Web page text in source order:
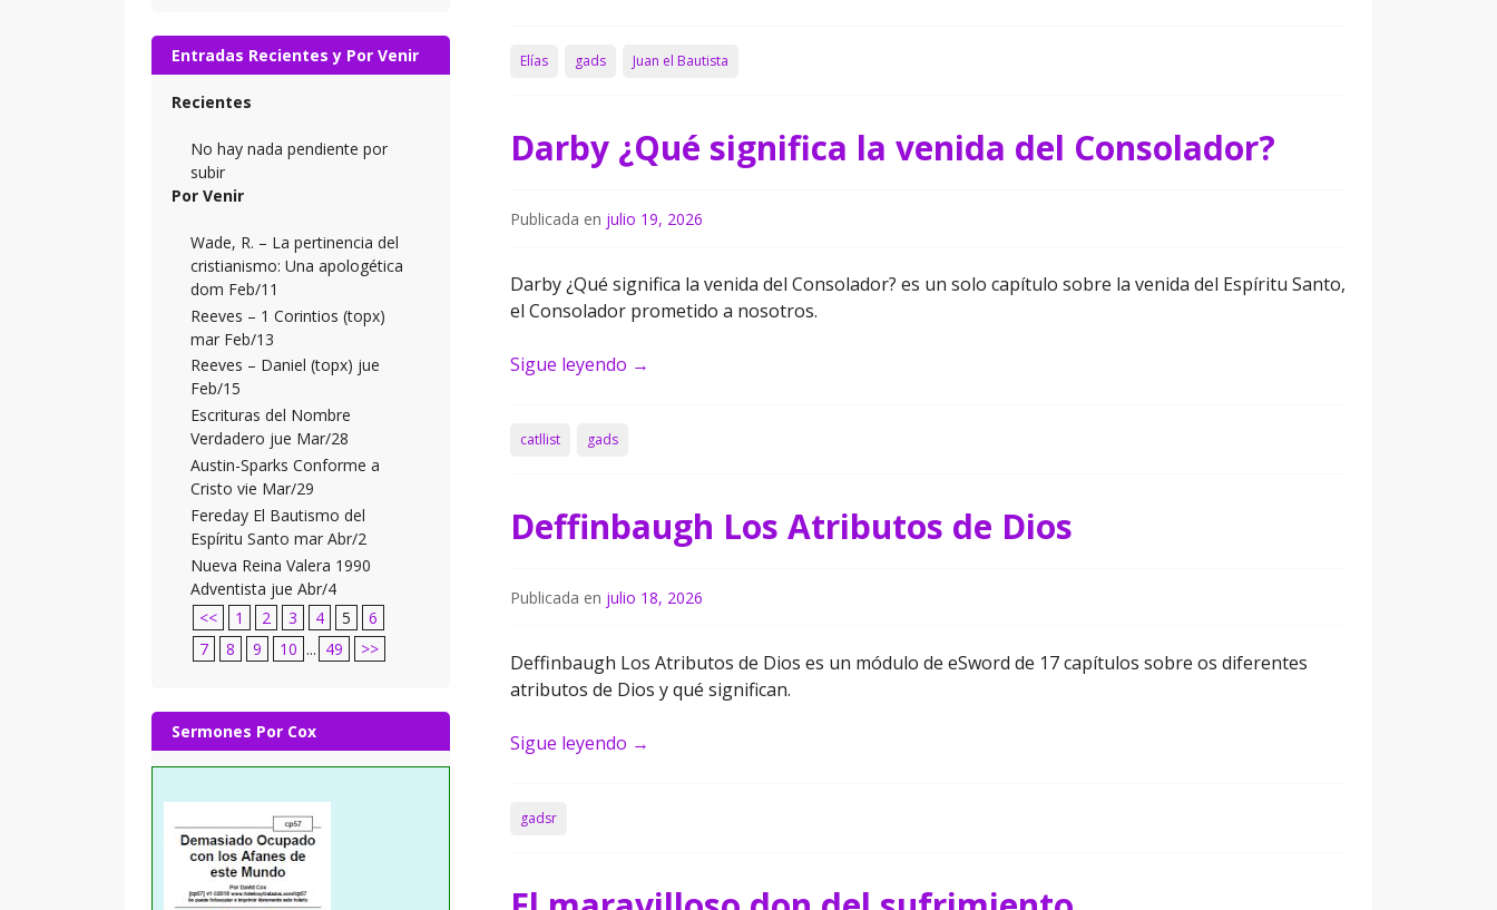
Elías gads Juan el Bautista
Darby ¿Qué significa la venida del Consolador?
Publicada en julio 19, 2026
Darby ¿Qué significa la venida del Consolador? es un solo capítulo sobre la venida del Espíritu Santo,
el Consolador prometido a nosotros.
Sigue leyendo →
catllist gads
Deffinbaugh Los Atributos de Dios
Publicada en julio 18, 2026
Deffinbaugh Los Atributos de Dios es un módulo de eSword de 17 capítulos sobre os diferentes
atributos de Dios y qué significan.
Sigue leyendo →
gadsr
Entradas Recientes y Por Venir
Recientes
No hay nada pendiente por
subir
Por Venir
Wade, R. – La pertinencia del
cristianismo: Una apologética
dom Feb/11
Reeves – 1 Corintios (topx)
mar Feb/13
Reeves – Daniel (topx) jue
Feb/15
Escrituras del Nombre
Verdadero jue Mar/28
Austin-Sparks Conforme a
Cristo vie Mar/29
Fereday El Bautismo del
Espíritu Santo mar Abr/2
Nueva Reina Valera 1990
Adventista jue Abr/4
<<
1 2 3 4 5
6
7
8 9 10 ... 49 >>
Sermones Por Cox